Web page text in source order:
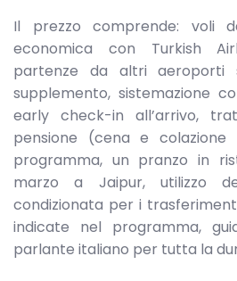
Il prezzo comprende: voli
economica con Turkish
partenze da altri aeroporti
supplemento, sistemazione
early check-in all’arrivo,
pensione (cena e
programma, un pranzo in
marzo a Jaipur, utilizzo
condizionata per i
indicate nel programma,
parlante italiano per tutta la